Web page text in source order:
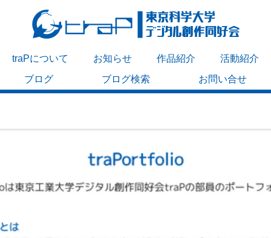
traPについて お知らせ 作品紹介
活動紹介
ブログ
ブログ検索 お問い合せ